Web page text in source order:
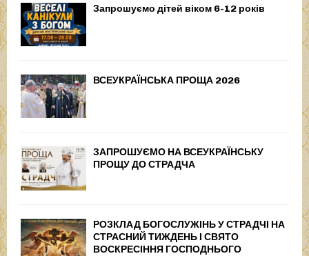
Запрошуємо дітей віком 6-12 років
ВСЕУКРАЇНСЬКА ПРОЩА 2026
ЗАПРОШУЄМО НА ВСЕУКРАЇНСЬКУ
ПРОЩУ ДО СТРАДЧА
РОЗКЛАД БОГОСЛУЖІНЬ У СТРАДЧІ НА
СТРАСНИЙ ТИЖДЕНЬ І СВЯТО
ВОСКРЕСІННЯ ГОСПОДНЬОГО